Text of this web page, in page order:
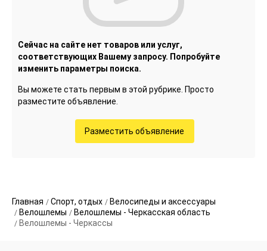
Сейчас на сайте нет товаров или услуг,
соответствующих Вашему запросу. Попробуйте
изменить параметры поиска.
Вы можете стать первым в этой рубрике. Просто
разместите объявление.
Разместить объявление
Главная Спорт, отдых
Велосипеды и аксессуары
Велошлемы
Велошлемы - Черкасская область
Велошлемы - Черкассы